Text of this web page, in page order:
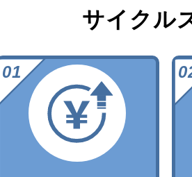
サイクル